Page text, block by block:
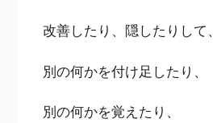
改善したり、隠したりして、
別の何かを付け足したり、
別の何かを覚えたり、